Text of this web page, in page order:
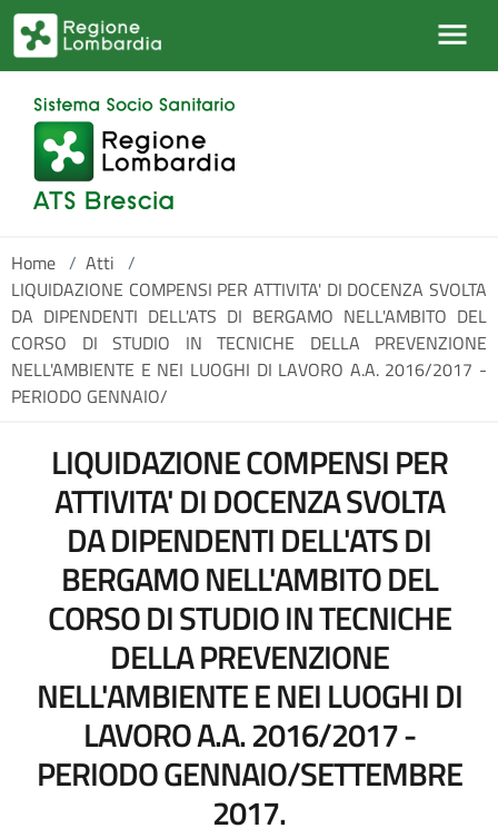
Salta al contenuto principale
Home / Atti /
LIQUIDAZIONE COMPENSI PER ATTIVITA' DI DOCENZA SVOLTA
DA DIPENDENTI DELL'ATS DI BERGAMO NELL'AMBITO DEL
CORSO DI STUDIO IN TECNICHE DELLA PREVENZIONE
NELL'AMBIENTE E NEI LUOGHI DI LAVORO A.A. 2016/2017 -
PERIODO GENNAIO/
LIQUIDAZIONE COMPENSI PER
ATTIVITA' DI DOCENZA SVOLTA
DA DIPENDENTI DELL'ATS DI
BERGAMO NELL'AMBITO DEL
CORSO DI STUDIO IN TECNICHE
DELLA PREVENZIONE
NELL'AMBIENTE E NEI LUOGHI DI
LAVORO A.A. 2016/2017 -
PERIODO GENNAIO/SETTEMBRE
2017.